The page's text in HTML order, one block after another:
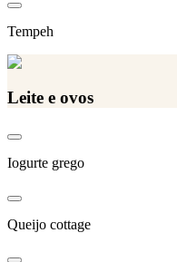
Tempeh
Leite e ovos
Iogurte grego
Queijo cottage